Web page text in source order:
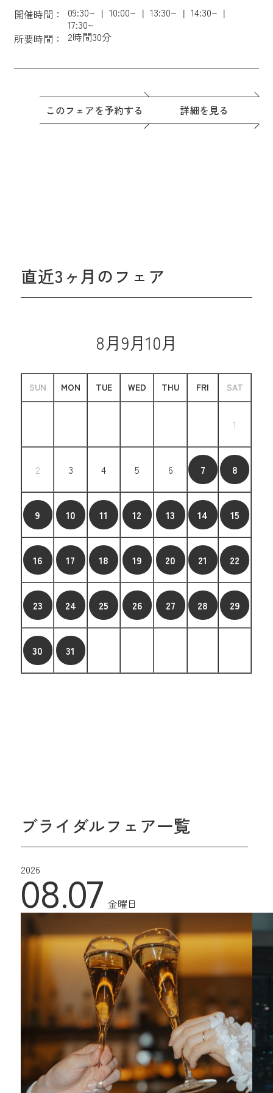
開催時間： 09:30~ 10:00~ 13:30~
14:30~
17:30~
所要時間：
2時間30分
このフェアを予約する 詳細を見る
直近3ヶ月のフェア
8月9月10月
SUN MON TUE WED THU FRI SAT
1
2 3 4 5 6 7 8
9 10 11 12 13 14 15
16 17 18 19 20 21 22
23 24 25 26 27 28 29
30 31
ブライダルフェア一覧
2026
08.07 金曜日